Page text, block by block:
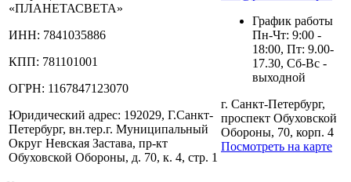
«ПЛАНЕТАСВЕТА»
ИНН: 7841035886
КПП: 781101001
ОГРН: 1167847123070
Юридический адрес: 192029, Г.Санкт-
Петербург, вн.тер.г. Муниципальный
Округ Невская Застава, пр-кт
Обуховской Обороны, д. 70, к. 4, стр. 1
График работы
Пн-Чт: 9:00 -
18:00, Пт: 9.00-
17.30, Сб-Вс -
выходной
г. Санкт-Петербург,
проспект Обуховской
Обороны, 70, корп. 4
Посмотреть на карте